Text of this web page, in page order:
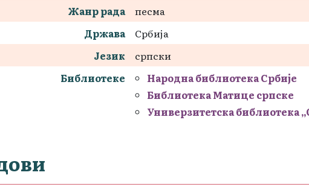
Жанр рада
песма
Држава
Србија
Језик
српски
Библиотеке
Народна библиотека Србије
Библиотека Матице српске
Универзитетска библиотека